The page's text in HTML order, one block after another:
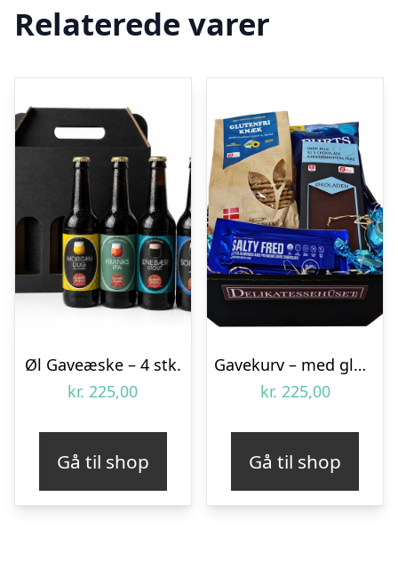
Relaterede varer
Øl Gaveæske – 4 stk.
kr. 225,00
Gå til shop
Gavekurv – med glutenfri delikatesser
kr. 225,00
Gå til shop